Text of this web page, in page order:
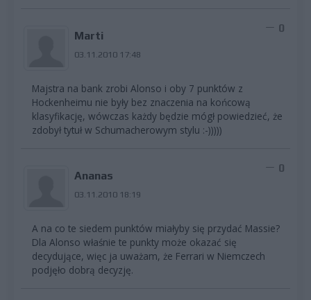
Marti
03.11.2010 17:48
0
Majstra na bank zrobi Alonso i oby 7 punktów z
Hockenheimu nie były bez znaczenia na końcową
klasyfikację, wówczas każdy będzie mógł powiedzieć, że
zdobył tytuł w Schumacherowym stylu :-)))))
Ananas
03.11.2010 18:19
0
A na co te siedem punktów miałyby się przydać Massie?
Dla Alonso właśnie te punkty może okazać się
decydujące, więc ja uważam, że Ferrari w Niemczech
podjęło dobrą decyzję.